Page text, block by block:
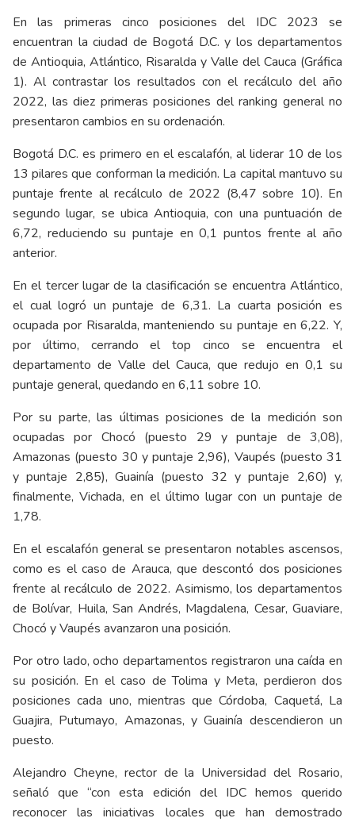
En las primeras cinco posiciones del IDC 2023 se
encuentran la ciudad de Bogotá D.C. y los departamentos
de Antioquia, Atlántico, Risaralda y Valle del Cauca (Gráfica
1). Al contrastar los resultados con el recálculo del año
2022, las diez primeras posiciones del ranking general no
presentaron cambios en su ordenación.
Bogotá D.C. es primero en el escalafón, al liderar 10 de los
13 pilares que conforman la medición. La capital mantuvo su
puntaje frente al recálculo de 2022 (8,47 sobre 10). En
segundo lugar, se ubica Antioquia, con una puntuación de
6,72, reduciendo su puntaje en 0,1 puntos frente al año
anterior.
En el tercer lugar de la clasificación se encuentra Atlántico,
el cual logró un puntaje de 6,31. La cuarta posición es
ocupada por Risaralda, manteniendo su puntaje en 6,22. Y,
por último, cerrando el top cinco se encuentra el
departamento de Valle del Cauca, que redujo en 0,1 su
puntaje general, quedando en 6,11 sobre 10.
Por su parte, las últimas posiciones de la medición son
ocupadas por Chocó (puesto 29 y puntaje de 3,08),
Amazonas (puesto 30 y puntaje 2,96), Vaupés (puesto 31
y puntaje 2,85), Guainía (puesto 32 y puntaje 2,60) y,
finalmente, Vichada, en el último lugar con un puntaje de
1,78.
En el escalafón general se presentaron notables ascensos,
como es el caso de Arauca, que descontó dos posiciones
frente al recálculo de 2022. Asimismo, los departamentos
de Bolívar, Huila, San Andrés, Magdalena, Cesar, Guaviare,
Chocó y Vaupés avanzaron una posición.
Por otro lado, ocho departamentos registraron una caída en
su posición. En el caso de Tolima y Meta, perdieron dos
posiciones cada uno, mientras que Córdoba, Caquetá, La
Guajira, Putumayo, Amazonas, y Guainía descendieron un
puesto.
Alejandro Cheyne, rector de la Universidad del Rosario,
señaló que “con esta edición del IDC hemos querido
reconocer las iniciativas locales que han demostrado